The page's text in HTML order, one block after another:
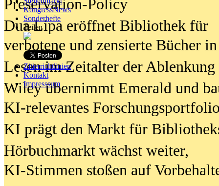
KongressNews
Sonderhefte
Teilen
Zitierrichtlinien
Kontakt
Impresssum
Preservation-Policy
Dua Lipa eröffnet Bibliothek für
verbotene und zensierte Bücher
Lesen im Zeitalter der Ablenkung
Wiley übernimmt Emerald und
KI-relevantes
KI prägt den Markt für
Hörbuchmarkt wächst weiter,
KI-Stimmen stoßen auf